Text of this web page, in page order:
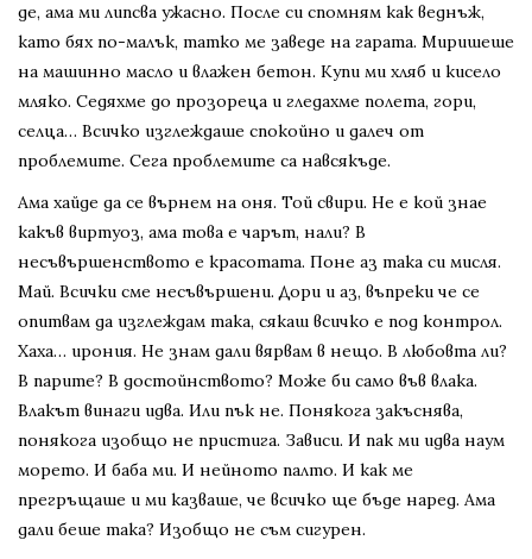
де, ама ми липсва ужасно. После си спомням как веднъж,
като бях по-малък, татко ме заведе на гарата. Миришеше
на машинно масло и влажен бетон. Купи ми хляб и кисело
мляко. Седяхме до прозореца и гледахме полета, гори,
селца… Всичко изглеждаше спокойно и далеч от
проблемите. Сега проблемите са навсякъде.
Ама хайде да се върнем на оня. Той свири. Не е кой знае
какъв виртуоз, ама това е чарът, нали? В
несъвършенството е красотата. Поне аз така си мисля.
Май. Всички сме несъвършени. Дори и аз, въпреки че се
опитвам да изглеждам така, сякаш всичко е под контрол.
Хаха… ирония. Не знам дали вярвам в нещо. В любовта ли?
В парите? В достойнството? Може би само във влака.
Влакът винаги идва. Или пък не. Понякога закъснява,
понякога изобщо не пристига. Зависи. И пак ми идва наум
морето. И баба ми. И нейното палто. И как ме
прегръщаше и ми казваше, че всичко ще бъде наред. Ама
дали беше така? Изобщо не съм сигурен.